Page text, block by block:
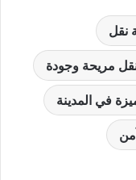
نقل
مريحة وجودة
في المدينة